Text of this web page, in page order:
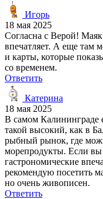
Игорь
18 мая 2025
Согласна с Верой!
впечатляет. А еще там
и карты, которые
со временем.
Ответить
Катерина
18 мая 2025
В самом Калининграде
такой высокий, как в
рыбный рынок, где
морепродукты. Если
гастрономические
рекомендую посетить
но очень живописен.
Ответить